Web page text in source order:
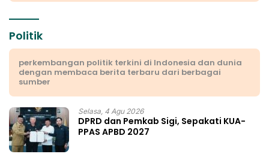
Politik
perkembangan politik terkini di Indonesia dan dunia
dengan membaca berita terbaru dari berbagai
sumber
Selasa, 4 Agu 2026
DPRD dan Pemkab Sigi, Sepakati KUA-
PPAS APBD 2027